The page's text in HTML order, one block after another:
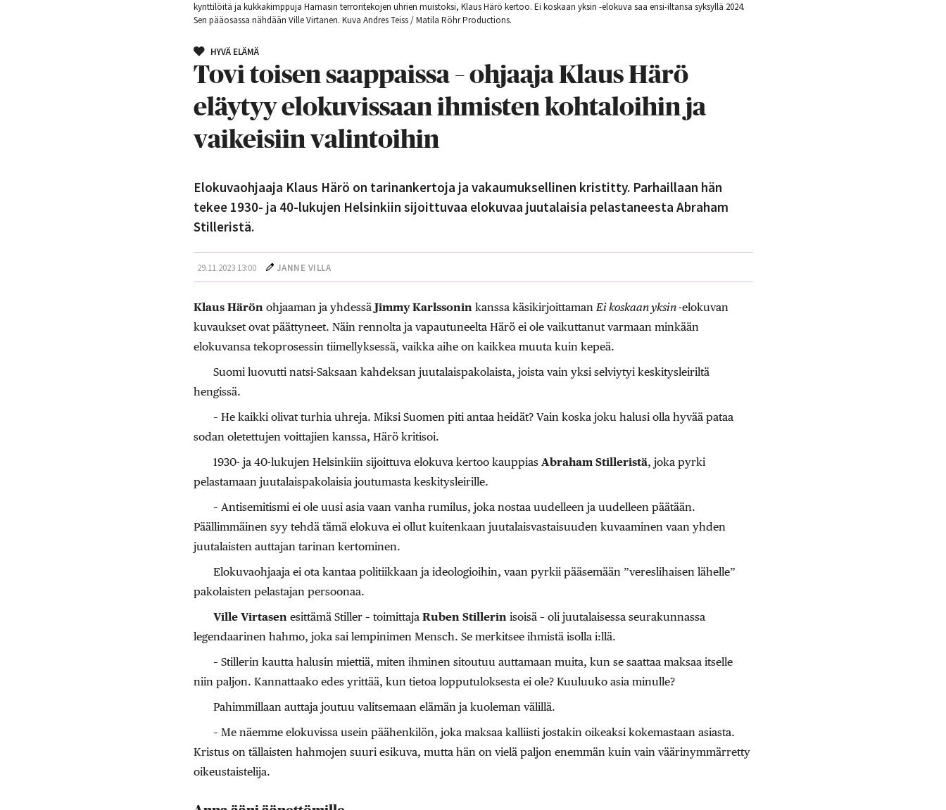
kynttilöitä ja kukkakimppuja Hamasin terroritekojen uhrien muistoksi, Klaus Härö kertoo. Ei koskaan yksin -elokuva saa ensi-iltansa syksyllä 2024.
Sen pääosassa nähdään Ville Virtanen. Kuva Andres Teiss / Matila Röhr Productions.
HYVÄ ELÄMÄ
Tovi toisen saappaissa – ohjaaja Klaus Härö
eläytyy elokuvissaan ihmisten kohtaloihin ja
vaikeisiin valintoihin
Elokuvaohjaaja Klaus Härö on tarinankertoja ja vakaumuksellinen kristitty. Parhaillaan hän
tekee 1930- ja 40-lukujen Helsinkiin sijoittuvaa elokuvaa juutalaisia pelastaneesta Abraham
Stilleristä.
29.11.2023 13:00 JANNE VILLA
Klaus Härönohjaaman ja yhdessä Jimmy Karlssoninkanssa käsikirjoittaman Ei koskaan yksin -elokuvan
kuvaukset ovat päättyneet. Näin rennolta ja vapautuneelta Härö ei ole vaikuttanut varmaan minkään
elokuvansa tekoprosessin tiimellyksessä, vaikka aihe on kaikkea muuta kuin kepeä.
Suomi luovutti natsi-Saksaan kahdeksan juutalaispakolaista, joista vain yksi selviytyi keskitysleiriltä
hengissä.
– He kaikki olivat turhia uhreja. Miksi Suomen piti antaa heidät? Vain koska joku halusi olla hyvää pataa
sodan oletettujen voittajien kanssa, Härö kritisoi.
1930- ja 40-lukujen Helsinkiin sijoittuva elokuva kertoo kauppias Abraham Stilleristä, joka pyrki
pelastamaan juutalaispakolaisia joutumasta keskitysleirille.
– Antisemitismi ei ole uusi asia vaan vanha rumilus, joka nostaa uudelleen ja uudelleen päätään.
Päällimmäinen syy tehdä tämä elokuva ei ollut kuitenkaan juutalaisvastaisuuden kuvaaminen vaan yhden
juutalaisten auttajan tarinan kertominen.
Elokuvaohjaaja ei ota kantaa politiikkaan ja ideologioihin, vaan pyrkii pääsemään ”vereslihaisen lähelle”
pakolaisten pelastajan persoonaa.
Ville Virtasenesittämä Stiller – toimittaja Ruben Stillerinisoisä – oli juutalaisessa seurakunnassa
legendaarinen hahmo, joka sai lempinimen Mensch. Se merkitsee ihmistä isolla i:llä.
– Stillerin kautta halusin miettiä, miten ihminen sitoutuu auttamaan muita, kun se saattaa maksaa itselle
niin paljon. Kannattaako edes yrittää, kun tietoa lopputuloksesta ei ole? Kuuluuko asia minulle?
Pahimmillaan auttaja joutuu valitsemaan elämän ja kuoleman välillä.
– Me näemme elokuvissa usein päähenkilön, joka maksaa kalliisti jostakin oikeaksi kokemastaan asiasta.
Kristus on tällaisten hahmojen suuri esikuva, mutta hän on vielä paljon enemmän kuin vain väärinymmärretty
oikeustaistelija.